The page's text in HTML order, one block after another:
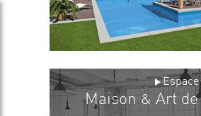
Maison & Art